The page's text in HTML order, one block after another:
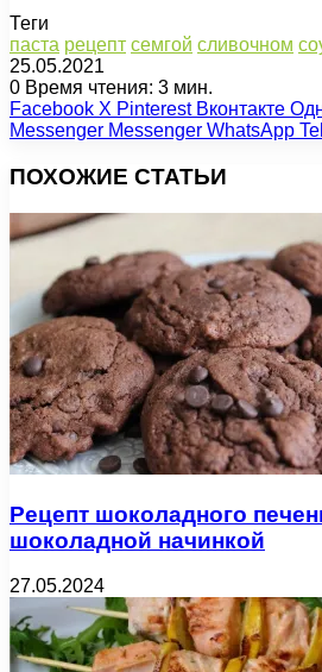
Теги
паста рецепт семгой сливочном
25.05.2021
0 Время чтения: 3 мин.
Facebook X Pinterest Вконтакте
Messenger Messenger WhatsApp
ПОХОЖИЕ СТАТЬИ
Рецепт шоколадного
шоколадной начинкой
27.05.2024